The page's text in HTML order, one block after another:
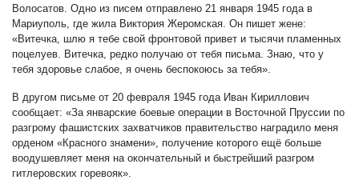
Волосатов. Одно из писем отправлено 21 января 1945 года в
Мариуполь, где жила Виктория Жеромская. Он пишет жене:
«Витечка, шлю я тебе свой фронтовой привет и тысячи пламенных
поцелуев. Витечка, редко получаю от тебя письма. Знаю, что у
тебя здоровье слабое, я очень беспокоюсь за тебя».
В другом письме от 20 февраля 1945 года Иван Кириллович
сообщает: «За январские боевые операции в Восточной Пруссии по
разгрому фашистских захватчиков правительство наградило меня
орденом «Красного знамени», получение которого ещё больше
воодушевляет меня на окончательный и быстрейший разгром
гитлеровских горевояк».